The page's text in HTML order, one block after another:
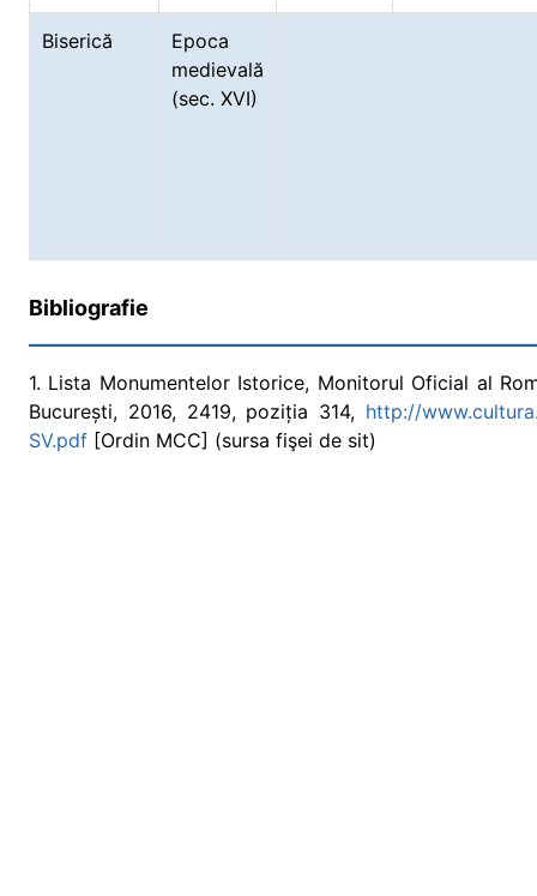
Biserică
Epoca
medievală
(sec. XVI)
Bibliografie
1. Lista Monumentelor Istorice, Monitorul Oficial al
București, 2016, 2419, poziția 314, http://
SV.pdf [Ordin MCC] (sursa fişei de sit)